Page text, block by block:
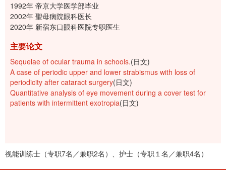
1992年 帝京大学医学部毕业
2002年 聖母病院眼科医长
2020年 新宿东口眼科医院专职医生
主要论文
Sequelae of ocular trauma in schools.(日文)
A case of periodic upper and lower strabismus with loss of
periodicity after cataract surgery(日文)
Quantitative analysis of eye movement during a cover test for
patients with intermittent exotropia(日文)
视能训练士（专职7名／兼职2名）、护士（专职１名／兼职4名）